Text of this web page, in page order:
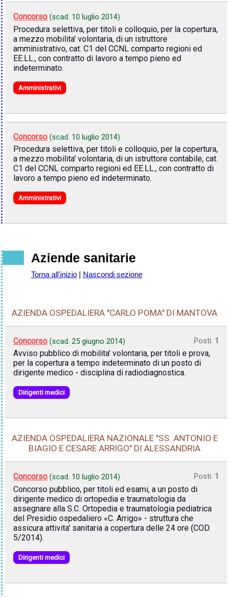
Concorso (scad. 10 luglio 2014)
Procedura selettiva, per titoli e colloquio, per la copertura,
a mezzo mobilita' volontaria, di un istruttore
amministrativo, cat. C1 del CCNL comparto regioni ed
EE.LL., con contratto di lavoro a tempo pieno ed
indeterminato.
Amministrativi
Concorso (scad. 10 luglio 2014)
Procedura selettiva, per titoli e colloquio, per la copertura,
a mezzo mobilita' volontaria, di un istruttore contabile, cat.
C1 del CCNL comparto regioni ed EE.LL., con contratto di
lavoro a tempo pieno ed indeterminato.
Amministrativi
Aziende sanitarie
Torna all'inizio| Nascondi sezione
AZIENDA OSPEDALIERA "CARLO POMA" DI MANTOVA
Concorso (scad. 25 giugno 2014) Posti: 1
Avviso pubblico di mobilita' volontaria, per titoli e prova,
per la copertura a tempo indeterminato di un posto di
dirigente medico - disciplina di radiodiagnostica.
Dirigenti medici
AZIENDA OSPEDALIERA NAZIONALE "SS. ANTONIO E
BIAGIO E CESARE ARRIGO" DI ALESSANDRIA
Concorso (scad. 10 luglio 2014) Posti: 1
Concorso pubblico, per titoli ed esami, a un posto di
dirigente medico di ortopedia e traumatologia da
assegnare alla S.C. Ortopedia e traumatologia pediatrica
del Presidio ospedaliero «C. Arrigo» - struttura che
assicura attivita' sanitaria a copertura delle 24 ore (COD.
5/2014).
Dirigenti medici